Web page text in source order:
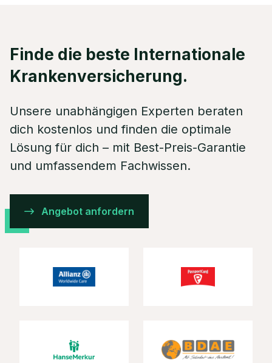
Finde die beste Internationale
Krankenversicherung.
Unsere unabhängigen Experten beraten
dich kostenlos und finden die optimale
Lösung für dich – mit Best-Preis-Garantie
und umfassendem Fachwissen.
Angebot anfordern